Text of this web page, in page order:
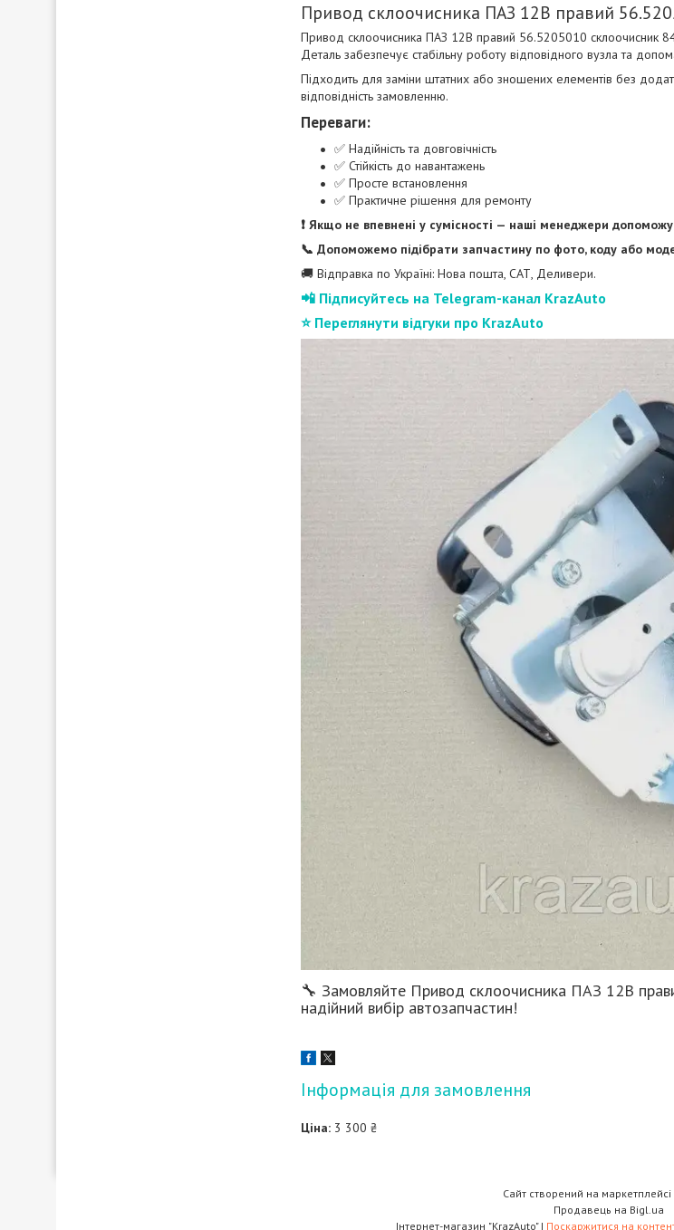
Привод склоочисника ПАЗ 12В правий
Привод склоочисника ПАЗ 12В правий 56.5205010 склоочисник
Деталь забезпечує стабільну роботу відповідного вузла та
Підходить для заміни штатних або зношених елементів без
відповідність замовленню.
Переваги:
✅ Надійність та довговічність
✅ Стійкість до навантажень
✅ Просте встановлення
✅ Практичне рішення для ремонту
❗ Якщо не впевнені у сумісності — наші менеджери
📞 Допоможемо підібрати запчастину по фото, коду або
🚚 Відправка по Україні: Нова пошта, САТ, Деливери.
📲 Підписуйтесь на Telegram-канал KrazAuto
⭐ Переглянути відгуки про KrazAuto
🔧 Замовляйте Привод склоочисника ПАЗ 12В
надійний вибір автозапчастин!
Інформація для замовлення
Ціна: 3 300 ₴
Сайт створений на маркетплейсі
Продавець на Bigl.ua
Інтернет-магазин "KrazAuto" | Поскаржитися на